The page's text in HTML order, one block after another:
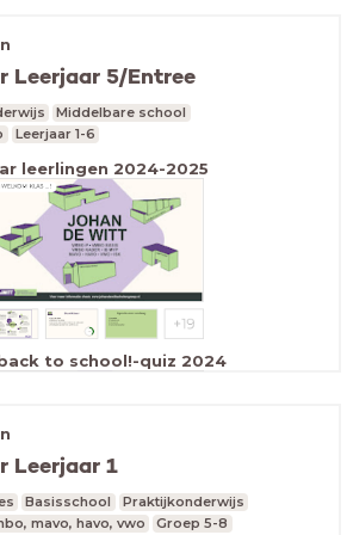
informatie over de
de LessonUp op juistheid en
eind van deze les weten we wie
was. kunnen we uitleggen waarom
17e eeuw de Gouden Eeuw werd
we vertellen wie er aan het eind van
kwamen helpen.
stoommachines
het eind van deze les kunnen we
de 19e eeuw de tijd van de burgers en
wordt genoemdkunnen we uitleggen
Leerjaar 5/Entree
Middelbare school
Leerjaar 1-6
leerlingen 2024-2025
to school!-quiz 2024
Leerjaar 1
Basisschool
Praktijkonderwijs
mavo, havo, vwo
Groep 5-8